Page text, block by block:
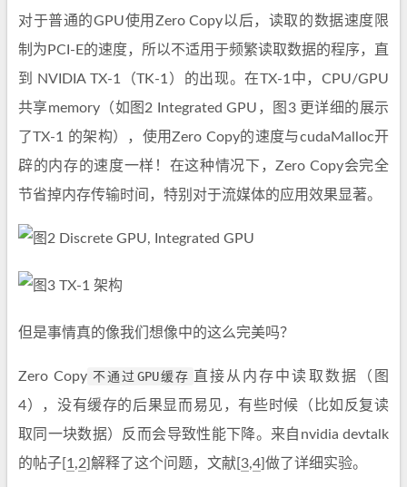
对于普通的GPU使用Zero Copy以后，读取的数据速度限
制为PCI-E的速度，所以不适用于频繁读取数据的程序，直
到 NVIDIA TX-1（TK-1）的出现。在TX-1中，CPU/GPU
共享memory（如图2 Integrated GPU，图3 更详细的展示
了TX-1 的架构），使用Zero Copy的速度与cudaMalloc开
辟的内存的速度一样！在这种情况下，Zero Copy会完全
节省掉内存传输时间，特别对于流媒体的应用效果显著。
但是事情真的像我们想像中的这么完美吗？
Zero Copy 不通过GPU缓存 直接从内存中读取数据（图
4），没有缓存的后果显而易见，有些时候（比如反复读
取同一块数据）反而会导致性能下降。来自nvidia devtalk
的帖子[ 1 ,2 ]解释了这个问题，文献[ 3,4 ]做了详细实验。